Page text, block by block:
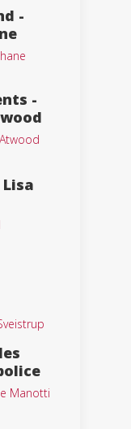
-
-
Manotti